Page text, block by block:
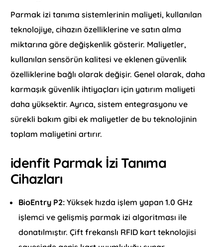
Parmak izi tanıma sistemlerinin maliyeti, kullanılan
teknolojiye, cihazın özelliklerine ve satın alma
miktarına göre değişkenlik gösterir. Maliyetler,
kullanılan sensörün kalitesi ve eklenen güvenlik
özelliklerine bağlı olarak değişir. Genel olarak, daha
karmaşık güvenlik ihtiyaçları için yatırım maliyeti
daha yüksektir. Ayrıca, sistem entegrasyonu ve
sürekli bakım gibi ek maliyetler de bu teknolojinin
toplam maliyetini artırır.
idenfit Parmak İzi Tanıma
Cihazları
BioEntry P2:Yüksek hızda işlem yapan 1.0 GHz
işlemci ve gelişmiş parmak izi algoritması ile
donatılmıştır. Çift frekanslı RFID kart teknolojisi